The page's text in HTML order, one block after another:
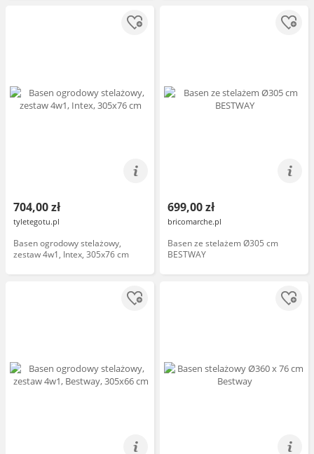
704,00 zł
tyletegotu.pl
Basen ogrodowy stelażowy,
zestaw 4w1, Intex, 305x76 cm
699,00 zł
bricomarche.pl
Basen ze stelażem Ø305 cm
BESTWAY